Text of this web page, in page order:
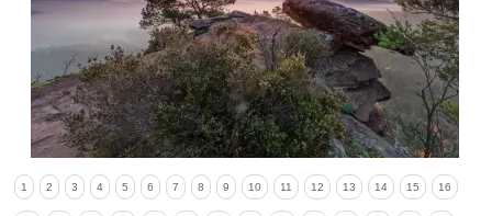
1 2 3 4 5 6 7 8 9 10 11 12 13 14 15 16